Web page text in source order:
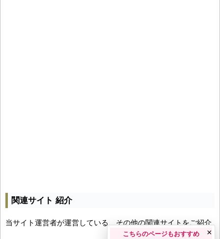
関連サイト 紹介
当サイト運営者が運営している、その他の関連サイトをご紹介
こちらのページもおすすめ ×